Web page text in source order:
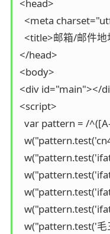
<head>
<meta
<title>邮箱/邮件
</head>
<body>
<div id="main"></
<script>
var pattern = /
w("pattern.test('